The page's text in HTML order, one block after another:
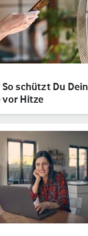
schützt Du Dein
Hitze